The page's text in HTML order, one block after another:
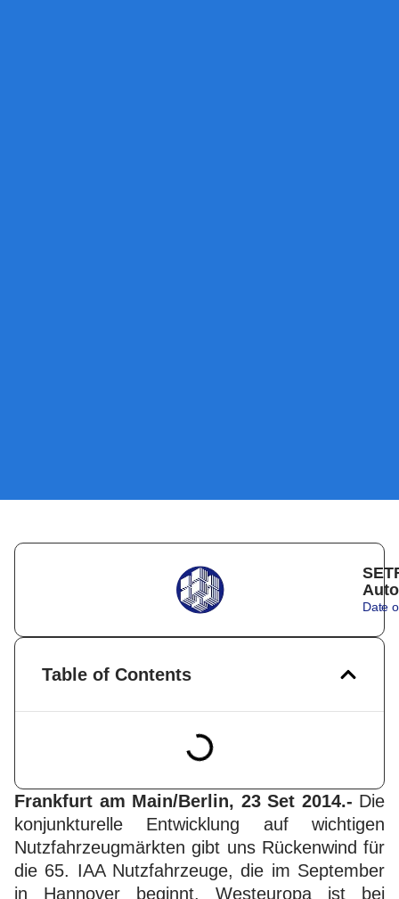
Date
Table of Contents
Frankfurt am Main/Berlin, 23 Set 2014.- Die
konjunkturelle Entwicklung auf wichtigen
Nutzfahrzeugmärkten gibt uns Rückenwind für
die 65. IAA Nutzfahrzeuge, die im September
in Hannover beginnt. Westeuropa ist bei